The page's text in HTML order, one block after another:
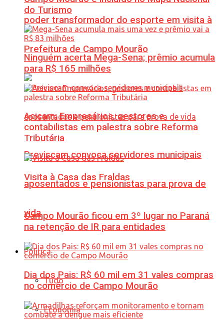
poder transformador do esporte em visita à
Prefeitura de Campo Mourão
Previscam convoca servidores municipais
aposentados e pensionistas para prova de
vida
Política
Tudo
Economia
do Turismo
Ninguém acerta Mega-Sena; prêmio acumula
para R$ 165 milhões
Acicam: Empresários, gestores e
contabilistas em palestra sobre Reforma
Tributária
Visita à Casa das Fraldas
Campo Mourão ficou em 3º lugar no Paraná
na retenção de IR para entidades
Dia dos Pais: R$ 60 mil em 31 vales compras
no comércio de Campo Mourão